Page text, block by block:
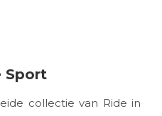
Sport
collectie van Ride in